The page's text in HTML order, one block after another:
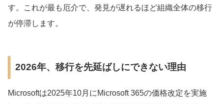
す。これが最も厄介で、発見が遅れるほど組織全体の移行
が停滞します。
2026年、移行を先延ばしにできない理由
Microsoftは2025年10月にMicrosoft 365の価格改定を実施